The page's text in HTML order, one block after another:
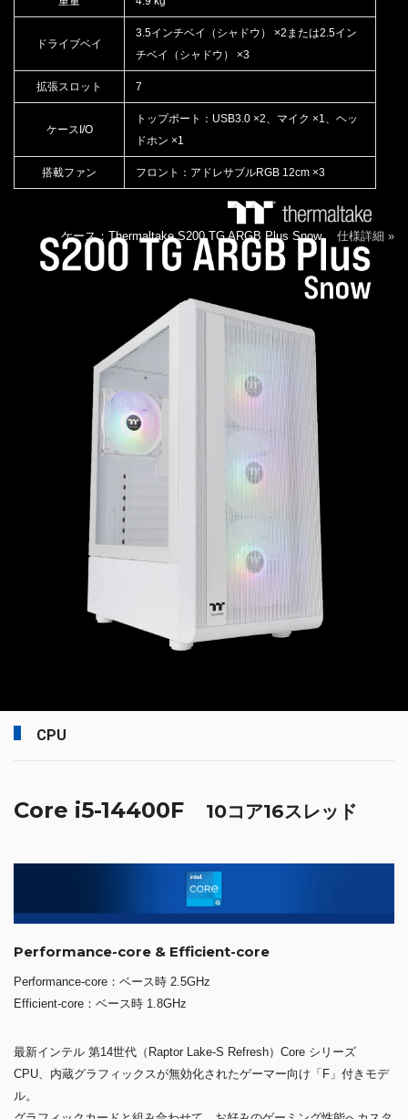
ドライブベイ
3.5インチベイ（シャドウ） ×2または2.5イン
チベイ（シャドウ） ×3
拡張スロット 7
ケースI/O
トップポート：USB3.0 ×2、マイク ×1、ヘッ
ドホン ×1
搭載ファン フロント：アドレサブルRGB 12cm ×3
ケース：Thermaltake S200 TG ARGB Plus Snow 仕様詳細 »
CPU
Core i5-14400F 10コア16スレッド
Performance-core & Efficient-core
Performance-core：ベース時 2.5GHz
Efficient-core：ベース時 1.8GHz
最新インテル 第14世代（Raptor Lake-S Refresh）Core シリーズ
CPU、内蔵グラフィックスが無効化されたゲーマー向け「F」付きモデ
ル。